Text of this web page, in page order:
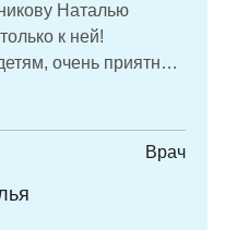
Наталью
к ней!
очень приятная
Врач